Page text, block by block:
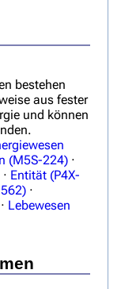
bestehen
aus fester
und können
(M5S-224) ·
· Entität (P4X-
·
· Lebewesen